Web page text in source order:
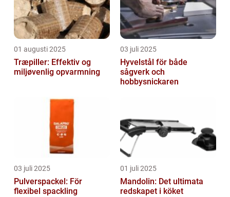
01 augusti 2025
Træpiller: Effektiv og
miljøvenlig opvarmning
03 juli 2025
Hyvelstål för både
sågverk och
hobbysnickaren
03 juli 2025
Pulverspackel: För
flexibel spackling
01 juli 2025
Mandolin: Det ultimata
redskapet i köket